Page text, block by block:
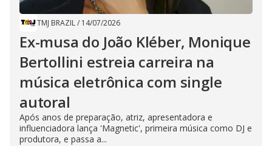
TMJ BRAZIL/ 14/07/2026
Ex-musa do João Kléber, Monique
Bertollini estreia carreira na
música eletrônica com single
autoral
Após anos de preparação, atriz, apresentadora e
influenciadora lança 'Magnetic', primeira música como DJ e
produtora, e passa a...